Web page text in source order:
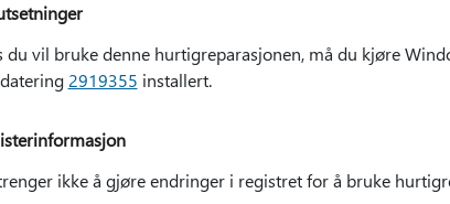
du vil bruke denne hurtigreparasjonen, må du kjøre
2919355 installert.
ikke å gjøre endringer i registret for å bruke